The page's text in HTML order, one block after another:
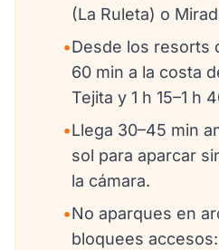
(La Ruleta) o
•Desde los resorts
60 min a la costa
Tejita y 1 h 15–1 h
•Llega 30–45 min
sol para aparcar
la cámara.
•No aparques en
bloquees